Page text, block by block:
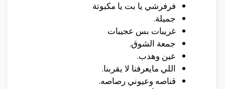
فرفرشي يا بت يا مكبوتة
جميلة.
غريبات بس عجيبات
جمعة الشوق.
عين وهدب.
اللي مايعرفنا لا يقربنا.
قناصه وعيوني رصاصه.